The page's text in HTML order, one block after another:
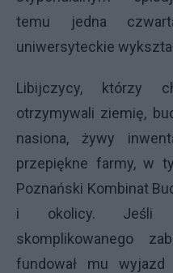
temu jedna
uniwersyteckie
Libijczycy, którzy
otrzymywali ziemię,
nasiona, żywy
przepiękne farmy, w
Poznański Kombinat
i okolicy. Jeśli
skomplikowanego
fundował mu